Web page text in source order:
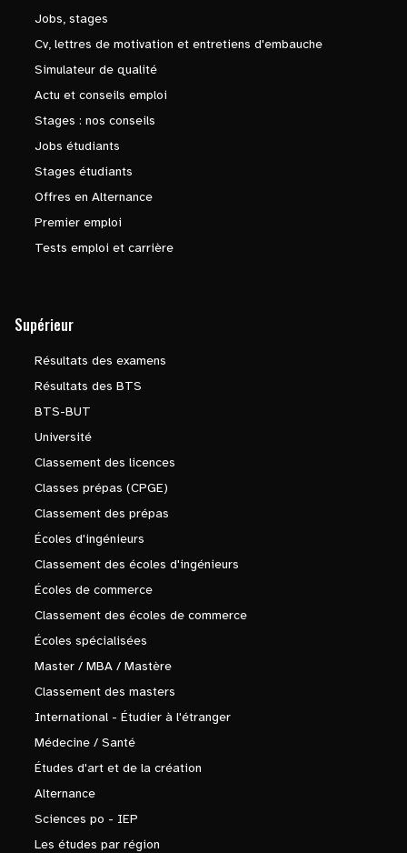
Jobs, stages
Cv, lettres de motivation et entretiens d'embauche
Simulateur de qualité
Actu et conseils emploi
Stages : nos conseils
Jobs étudiants
Stages étudiants
Offres en Alternance
Premier emploi
Tests emploi et carrière
Supérieur
Résultats des examens
Résultats des BTS
BTS-BUT
Université
Classement des licences
Classes prépas (CPGE)
Classement des prépas
Écoles d'ingénieurs
Classement des écoles d'ingénieurs
Écoles de commerce
Classement des écoles de commerce
Écoles spécialisées
Master / MBA / Mastère
Classement des masters
International - Étudier à l'étranger
Médecine / Santé
Études d'art et de la création
Alternance
Sciences po - IEP
Les études par région